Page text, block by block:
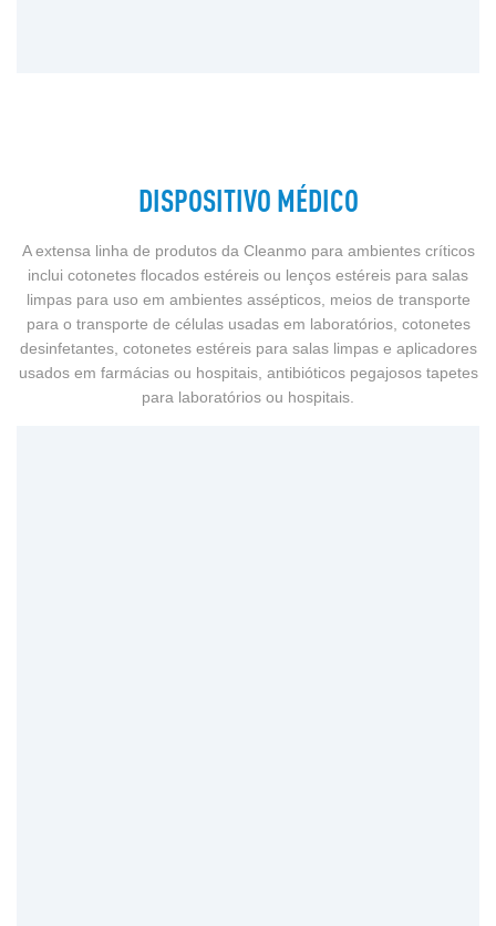
DISPOSITIVO MÉDICO
A extensa linha de produtos da Cleanmo para ambientes críticos
inclui cotonetes flocados estéreis ou lenços estéreis para salas
limpas para uso em ambientes assépticos, meios de transporte
para o transporte de células usadas em laboratórios, cotonetes
desinfetantes, cotonetes estéreis para salas limpas e aplicadores
usados ​​em farmácias ou hospitais, antibióticos pegajosos tapetes
para laboratórios ou hospitais.